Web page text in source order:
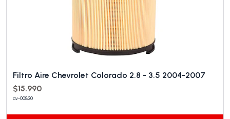
Filtro Aire Chevrolet Colorado 2.8 - 3.5 2004-2007
$15.990
av-00830